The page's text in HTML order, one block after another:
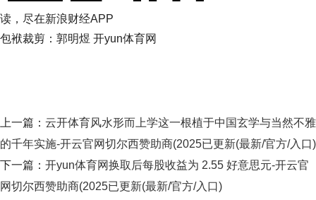
读，尽在新浪财经APP
包袱裁剪：郭明煜 开yun体育网
上一篇： 云开体育风水形而上学这一根植于中国玄学与当然不雅
的千年实施-开云官网切尔西赞助商(2025已更新(最新/官方/入口)
下一篇： 开yun体育网换取后每股收益为 2.55 好意思元-开云官
网切尔西赞助商(2025已更新(最新/官方/入口)